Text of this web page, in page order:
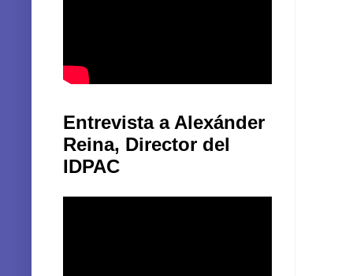
Entrevista a Alexánder
Reina, Director del
IDPAC